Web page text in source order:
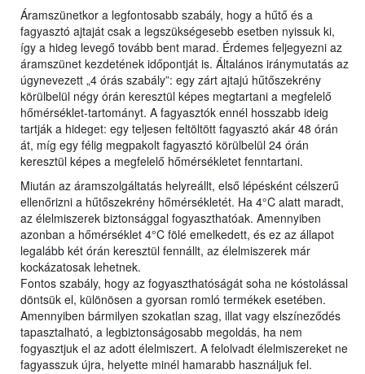
Áramszünetkor a legfontosabb szabály, hogy a hűtő és a
fagyasztó ajtaját csak a legszükségesebb esetben nyissuk ki,
így a hideg levegő tovább bent marad. Érdemes feljegyezni az
áramszünet kezdetének időpontját is. Általános iránymutatás az
úgynevezett „4 órás szabály”: egy zárt ajtajú hűtőszekrény
körülbelül négy órán keresztül képes megtartani a megfelelő
hőmérséklet-tartományt. A fagyasztók ennél hosszabb ideig
tartják a hideget: egy teljesen feltöltött fagyasztó akár 48 órán
át, míg egy félig megpakolt fagyasztó körülbelül 24 órán
keresztül képes a megfelelő hőmérsékletet fenntartani.
Miután az áramszolgáltatás helyreállt, első lépésként célszerű
ellenőrizni a hűtőszekrény hőmérsékletét. Ha 4°C alatt maradt,
az élelmiszerek biztonsággal fogyaszthatóak. Amennyiben
azonban a hőmérséklet 4°C fölé emelkedett, és ez az állapot
legalább két órán keresztül fennállt, az élelmiszerek már
kockázatosak lehetnek.
Fontos szabály, hogy az fogyaszthatóságát soha ne kóstolással
döntsük el, különösen a gyorsan romló termékek esetében.
Amennyiben bármilyen szokatlan szag, illat vagy elszíneződés
tapasztalható, a legbiztonságosabb megoldás, ha nem
fogyasztjuk el az adott élelmiszert. A felolvadt élelmiszereket ne
fagyasszuk újra, helyette minél hamarabb használjuk fel.